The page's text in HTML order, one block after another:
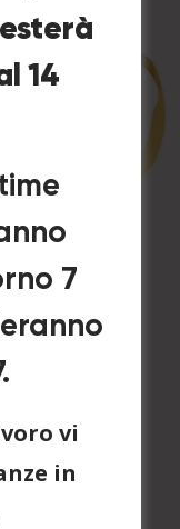
FFP1
14
7
vi
in